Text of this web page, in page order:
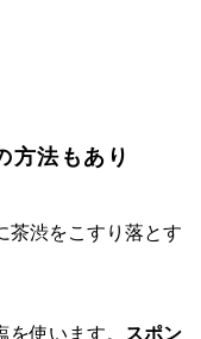
方法もあり
茶渋をこすり落とす
使います。 スポン